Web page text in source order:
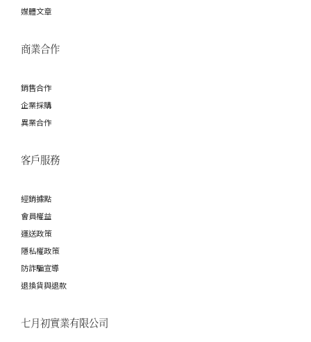
媒體文章
商業合作
銷售合作
企業採購
異業合作
客戶服務
經銷據點
會員權益
運送政策
隱私權政策
防詐騙宣導
退換貨與退款
七月初實業有限公司